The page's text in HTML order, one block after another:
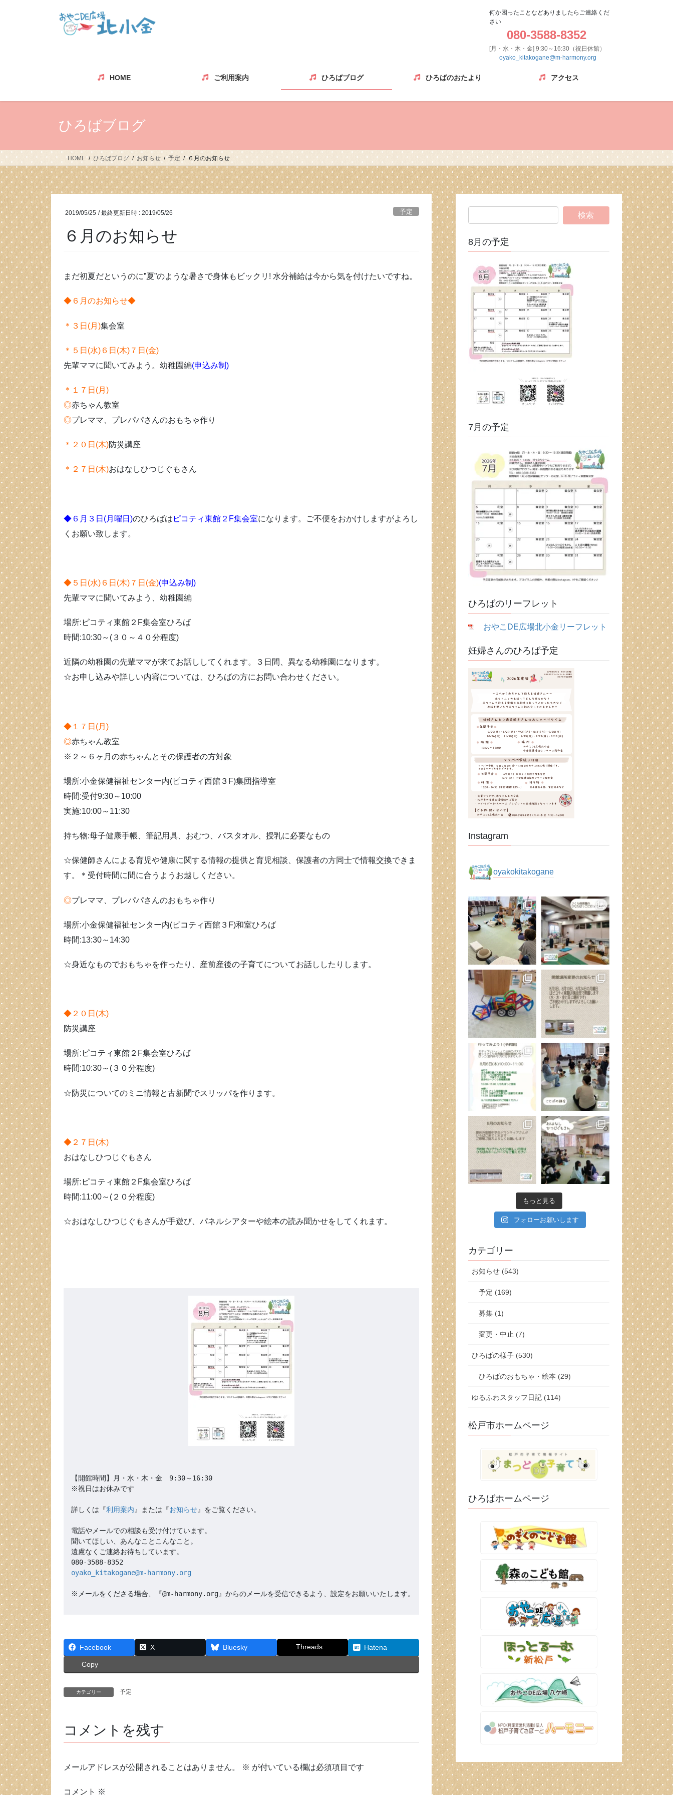
ッ
移
何か困ったことなどありましたらご連絡くだ
さい
080-3588-8352
[月・水・木・金] 9:30～16:30（祝日休館）
oyako_kitakogane@m-harmony.org
HOME ご利用案内 ひろばブログ ひろばのおたより アクセス
ひろばブログ
HOME ひろばブログ お知らせ 予定 ６月のお知らせ
2019/05/25 / 最終更新日時 : 2019/05/26 予定
６月のお知らせ
まだ初夏だというのに”夏”のような暑さで身体もビックリ! 水分補給は今から気を付けたいですね。
◆６月のお知らせ◆
＊３日(月)集会室
＊５日(水)６日(木)７日(金)
先輩ママに聞いてみよう。幼稚園編(申込み制)
＊１７日(月)
◎赤ちゃん教室
◎プレママ、プレパパさんのおもちゃ作り
＊２０日(木)防災講座
＊２７日(木)おはなしひつじぐもさん
◆６月３日(月曜日)のひろばは ピコティ東館２F集会室になります。ご不便をおかけしますがよろし
くお願い致します。
◆５日(水)６日(木)７日(金)(申込み制)
先輩ママに聞いてみよう、幼稚園編
場所:ピコティ東館２F集会室ひろば
時間:10:30～(３０～４０分程度)
近隣の幼稚園の先輩ママが来てお話ししてくれます。３日間、異なる幼稚園になります。
☆お申し込みや詳しい内容については、ひろばの方にお問い合わせください。
◆１７日(月)
◎赤ちゃん教室
※２～６ヶ月の赤ちゃんとその保護者の方対象
場所:小金保健福祉センター内(ピコティ西館３F)集団指導室
時間:受付9:30～10:00
実施:10:00～11:30
持ち物:母子健康手帳、筆記用具、おむつ、バスタオル、授乳に必要なもの
☆保健師さんによる育児や健康に関する情報の提供と育児相談、保護者の方同士で情報交換できま
す。＊受付時間に間に合うようお越しください。
◎プレママ、プレパパさんのおもちゃ作り
場所:小金保健福祉センター内(ピコティ西館３F)和室ひろば
時間:13:30～14:30
☆身近なものでおもちゃを作ったり、産前産後の子育てについてお話ししたりします。
◆２０日(木)
防災講座
場所:ピコティ東館２F集会室ひろば
時間:10:30～(３０分程度)
☆防災についてのミニ情報と古新聞でスリッパを作ります。
◆２７日(木)
おはなしひつじぐもさん
場所:ピコティ東館２F集会室ひろば
時間:11:00～(２０分程度)
☆おはなしひつじぐもさんが手遊び、パネルシアターや絵本の読み聞かせをしてくれます。
【開館時間】月・水・木・金　9:30～16:30
※祝日はお休みです
詳しくは『利用案内 』または『お知らせ』をご覧ください。
電話やメールでの相談も受け付けています。
聞いてほしい、あんなことこんなこと。
遠慮なくご連絡お待ちしています。
oyako_kitakogane@m-harmony.org
※メールをくださる場合、『@m-harmony.org』からのメールを受信できるよう、設定をお願いいたします。
Facebook X Bluesky Threads Hatena
Copy
カテゴリー 予定
コメントを残す
メールアドレスが公開されることはありません。 ※ が付いている欄は必須項目です
コメント ※
8月の予定
7月の予定
ひろばのリーフレット
おやこDE広場北小金リーフレット
妊婦さんのひろば予定
Instagram
oyakokitakogane
もっと見る
フォローお願いします
カテゴリー
お知らせ (543)
予定 (169)
募集 (1)
変更・中止 (7)
ひろばの様子 (530)
ひろばのおもちゃ・絵本 (29)
ゆるふわスタッフ日記 (114)
松戸市ホームページ
ひろばホームページ